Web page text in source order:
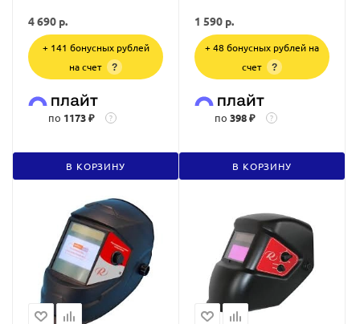
4 690 р.
+ 141 бонусных рублей
на счет
?
по 1173 ₽ ?
В КОРЗИНУ
1 590 р.
+ 48 бонусных рублей на
счет
?
по 398 ₽ ?
В КОРЗИНУ